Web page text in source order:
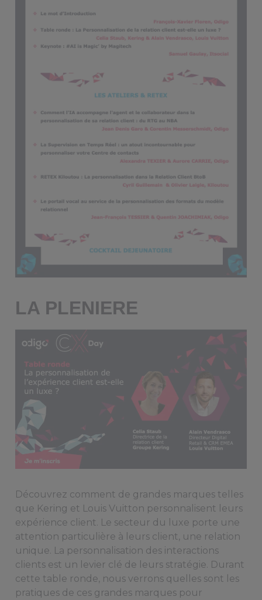
LA PLENIERE
Découvrez comment de grandes marques telles
que Kering et Louis Vuitton personnalisent leurs
expérience client. Le secteur du luxe porte une
attention particulière à leurs client, une relation
unique. La personnalisation des interactions
clients est un levier clé de leurs stratégie. Durant
cette table ronde, nous verrons quelles sont les
pratiques de ces grandes marques pour